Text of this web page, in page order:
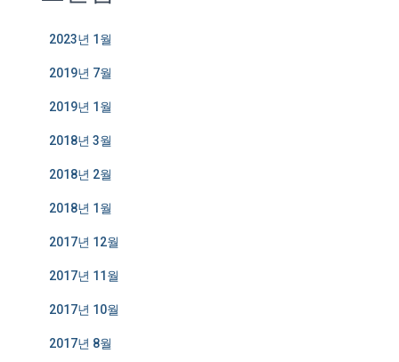
2023년 1월
2019년 7월
2019년 1월
2018년 3월
2018년 2월
2018년 1월
2017년 12월
2017년 11월
2017년 10월
2017년 8월